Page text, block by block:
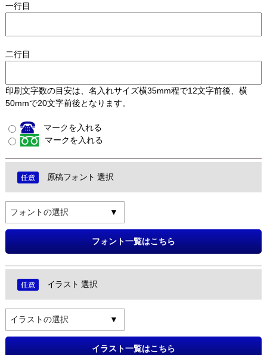
一行目
二行目
印刷文字数の目安は、名入れサイズ横35mm程で12文字前後、横
50mmで20文字前後となります。
マークを入れる
マークを入れる
原稿フォント 選択
フォントの選択
フォント一覧はこちら
イラスト 選択
イラストの選択
イラスト一覧はこちら